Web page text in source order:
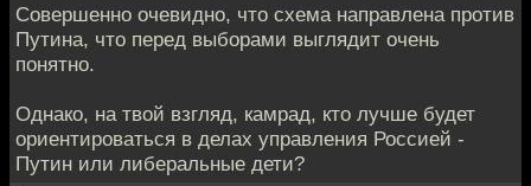
Совершенно очевидно, что схема направлена против
Путина, что перед выборами выглядит очень
понятно.
Однако, на твой взгляд, камрад, кто лучше будет
ориентироваться в делах управления Россией -
Путин или либеральные дети?